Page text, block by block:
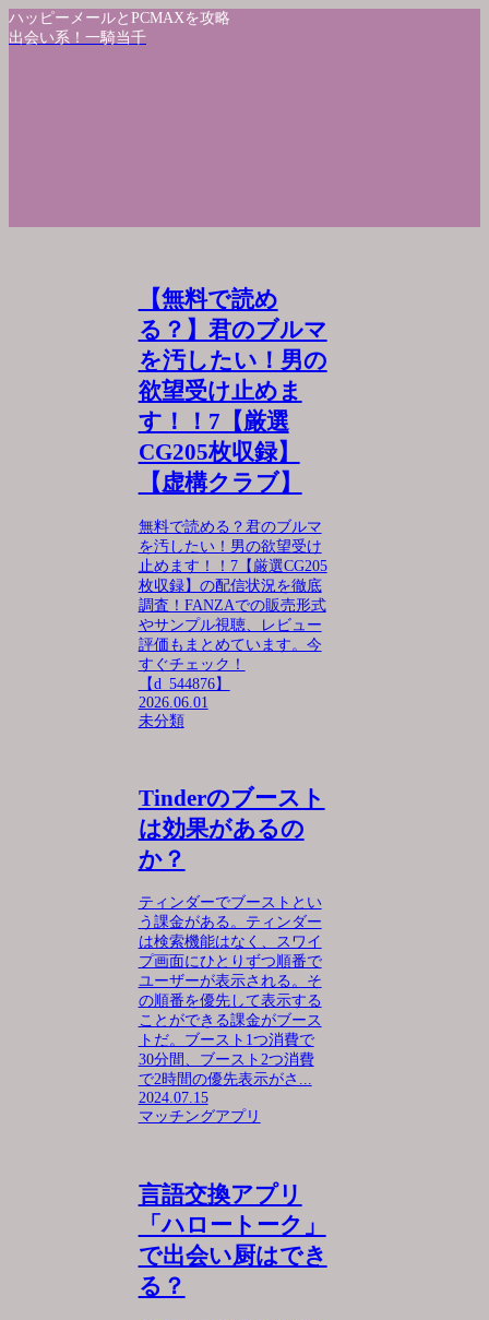
ハッピーメールとPCMAXを攻略
出会い系！一騎当千
【無料で読め
る？】君のブルマ
を汚したい！男の
欲望受け止めま
す！！7【厳選
CG205枚収録】
【虚構クラブ】
無料で読める？君のブルマ
を汚したい！男の欲望受け
止めます！！7【厳選CG205
枚収録】の配信状況を徹底
調査！FANZAでの販売形式
やサンプル視聴、レビュー
評価もまとめています。今
すぐチェック！
【d_544876】
2026.06.01
未分類
Tinderのブースト
は効果があるの
か？
ティンダーでブーストとい
う課金がある。ティンダー
は検索機能はなく、スワイ
プ画面にひとりずつ順番で
ユーザーが表示される。そ
の順番を優先して表示する
ことができる課金がブース
トだ。ブースト1つ消費で
30分間、ブースト2つ消費
で2時間の優先表示がさ...
2024.07.15
マッチングアプリ
言語交換アプリ
「ハロートーク」
で出会い厨はでき
る？